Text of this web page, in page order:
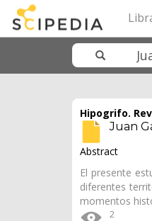
Hipogrifo.
Juan
Abstract
El presente
diferentes
momentos
2